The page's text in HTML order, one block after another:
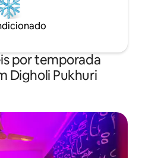
por temporada
Digholi Pukhuri